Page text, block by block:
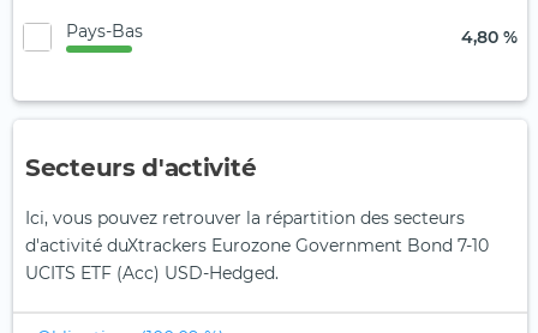
Pays-Bas 4,80 %
Secteurs d'activité
Ici, vous pouvez retrouver la répartition des secteurs
d'activité duXtrackers Eurozone Government Bond 7-10
UCITS ETF (Acc) USD-Hedged.